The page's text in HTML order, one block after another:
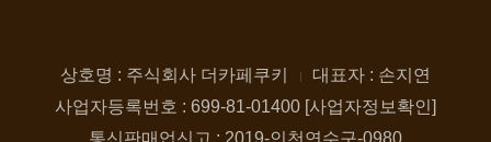
상호명 : 주식회사 더카페쿠키
대표자 : 손지연
사업자등록번호 : 699-81-01400 [사업자정보확인]
통신판매업신고 : 2019-인천연수구-0980